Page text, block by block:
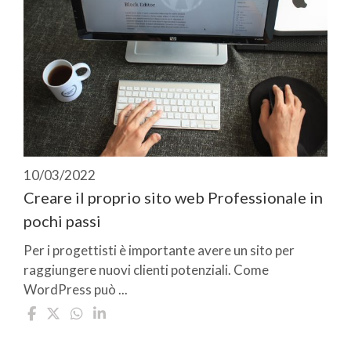
10/03/2022
Creare il proprio sito web Professionale in
pochi passi
Per i progettisti è importante avere un sito per
raggiungere nuovi clienti potenziali. Come
WordPress può ...